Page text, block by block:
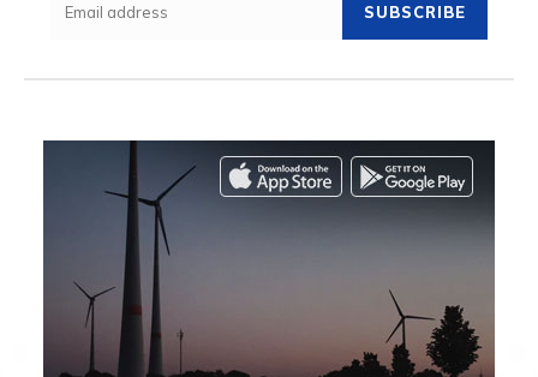
SUBSCRIBE